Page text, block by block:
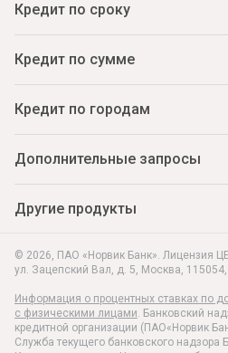
© 2026, ПАО «Норвик Банк». Лицензия
ул. Зацепский Вал, д. 5, Москва, 115054,
Информация о процентных ставках по
с физическими лицами. Банковский
кредитной организации (ПАО«Норвик
Служба текущего банковского надзора
Кредит по сроку
Кредит по сумме
Кредит по городам
Дополнительные запросы
Другие продукты